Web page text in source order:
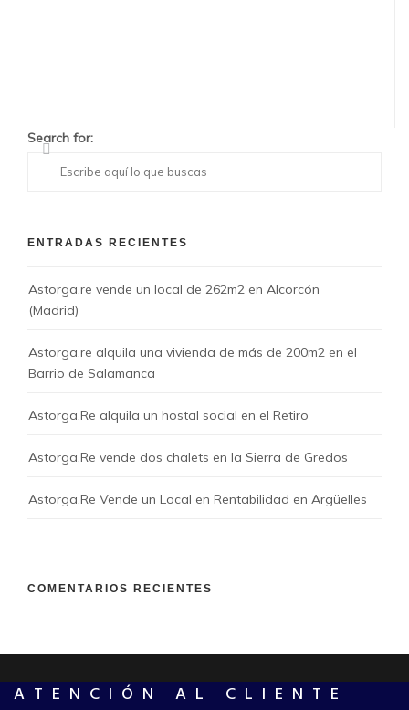
Search for:
ENTRADAS RECIENTES
Astorga.re vende un local de 262m2 en Alcorcón
(Madrid)
Astorga.re alquila una vivienda de más de 200m2 en el
Barrio de Salamanca
Astorga.Re alquila un hostal social en el Retiro
Astorga.Re vende dos chalets en la Sierra de Gredos
Astorga.Re Vende un Local en Rentabilidad en Argüelles
COMENTARIOS RECIENTES
ATENCIÓN AL CLIENTE